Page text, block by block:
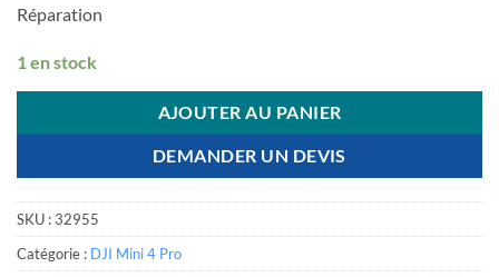
Réparation
1 en stock
AJOUTER AU PANIER
DEMANDER UN DEVIS
SKU :32955
Catégorie : DJI Mini 4 Pro